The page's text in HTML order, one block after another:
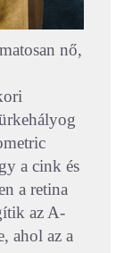
nő,
a cink és
a retina
az A-
ahol az a